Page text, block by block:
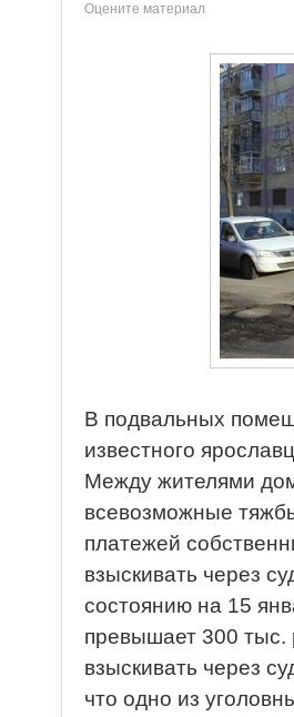
Оцените материал
В подвальных
известного
Между жителями
всевозможные
платежей
взыскивать через
состоянию на 15
превышает 300 тыс.
взыскивать через
что одно из